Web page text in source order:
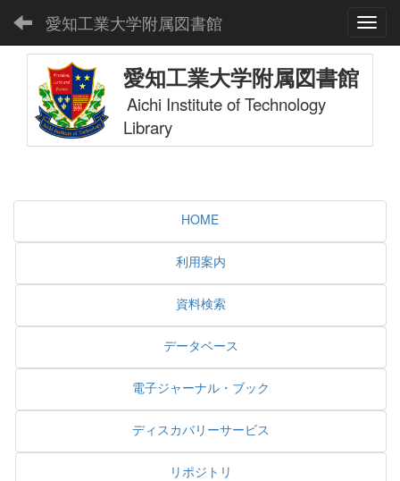
愛知工業大学附属図書館
愛知工業大学附属図書館
Aichi Institute of Technology
Library
HOME
利用案内
資料検索
データベース
電子ジャーナル・ブック
ディスカバリーサービス
リポジトリ